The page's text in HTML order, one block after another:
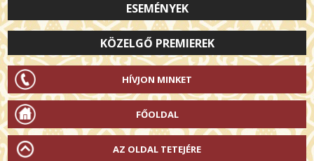
ESEMÉNYEK
KÖZELGŐ PREMIEREK
HÍVJON MINKET
FŐOLDAL
AZ OLDAL TETEJÉRE